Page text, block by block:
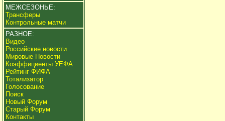
МЕЖСЕЗОНЬЕ:
Трансферы
Контрольные матчи
РАЗНОЕ:
Видео
Российские новости
Мировые Новости
Коэффициенты УЕФА
Рейтинг ФИФА
Тотализатор
Голосование
Поиск
Новый Форум
Старый Форум
Контакты